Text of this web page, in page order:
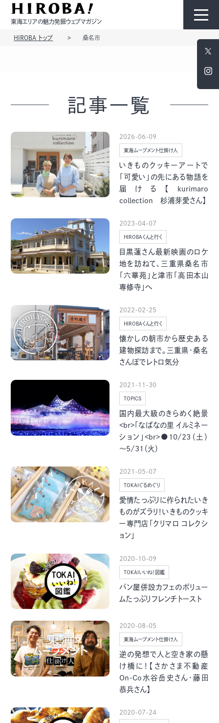
東海エリアの魅力発掘ウェブマガジン
モノ ひと
季節・まち まち・スポット
イベント
スタッフ紹介
お問い合わせ
CLOSE
HIROBA トップ 桑名市
記事一覧
2026-06-09
東海ムーブメント仕掛け人
いきものクッキーアートで
「可愛い」の先にある物語を
届ける【kurimaro
collection 杉浦芽愛さん】
2023-04-07
HIROBAくんと行く
目黒蓮さん最新映画のロケ
地を訪ねて、三重県桑名市
「六華苑」と津市「高田本山
専修寺」へ
2022-02-25
HIROBAくんと行く
懐かしの朝市から歴史ある
建物探訪まで。三重県・桑名
さんぽでレトロ気分
2021-11-30
TOPICS
国内最大級のきらめく絶景
<br>「なばなの里 イルミネー
ション」<br>●10/23（土）
～5/31（火）
2021-05-07
TOKAIぐるめぐり
愛情たっぷりに作られたいき
ものがズラリ！いきものクッキ
ー専門店「クリマロ コレクシ
ョン」
2020-10-09
TOKAIいいね！図鑑
パン屋併設カフェのボリュー
ムたっぷりフレンチトースト
2020-08-05
東海ムーブメント仕掛け人
逆の発想で人と空き家の懸
け橋に！【さかさま不動産
On-Co水谷岳史さん・藤田
恭兵さん】
2020-07-24